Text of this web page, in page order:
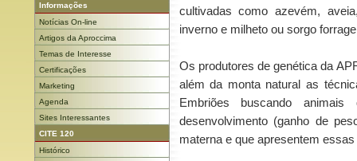
Informações
Notícias On-line
Artigos da Aproccima
Temas de Interesse
Certificações
Marketing
Agenda
Sites Interessantes
CITE 120
Histórico
cultivadas como azevém,
inverno e milheto ou sorgo
Os produtores de genética da
além da monta natural as
Embriões buscando
desenvolvimento (ganho de
materna e que apresentem